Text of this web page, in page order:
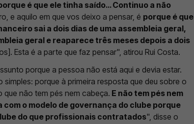
é que ele tinha saído… Continuo a não
e aquilo em que vos deixo a pensar, é porque é que
sai a dois dias de uma assembleia geral,
geral e reaparece três meses depois a dois
Esta é a parte que faz pensar", atirou Rui Costa.
porque a pessoa não está aqui e devia estar.
porque à primeira resposta que deu sobre o
que não tem pés nem cabeça. E não tem pés nem
o modelo de governança do clube porque
do que profissionais contratados", disse o